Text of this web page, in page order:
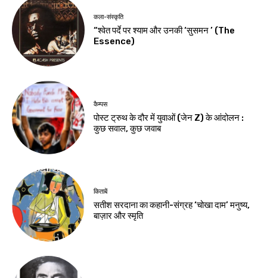
कला-संस्कृति
“श्वेत पर्दे पर श्याम और उनकी ‘सुसमन ’ (The
Essence)
कैम्पस
पोस्ट ट्रुथ के दौर में युवाओं (जेन Z) के आंदोलन :
कुछ सवाल, कुछ जवाब
किताबें
सतीश सरदाना का कहानी-संग्रह ‘चोखा दाम’ मनुष्य,
बाज़ार और स्मृति